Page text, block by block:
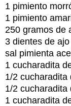
1 pimiento
1 pimiento
250 gramos de
3 dientes de
sal pimienta
1 cucharadita
1/2 cucharadita
1/2 cucharadita
1 cucharadita